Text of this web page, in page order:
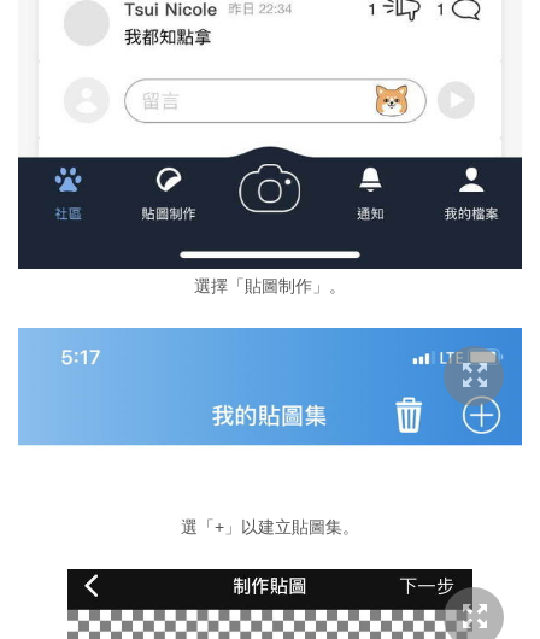
選擇「貼圖制作」。
選「+」以建立貼圖集。